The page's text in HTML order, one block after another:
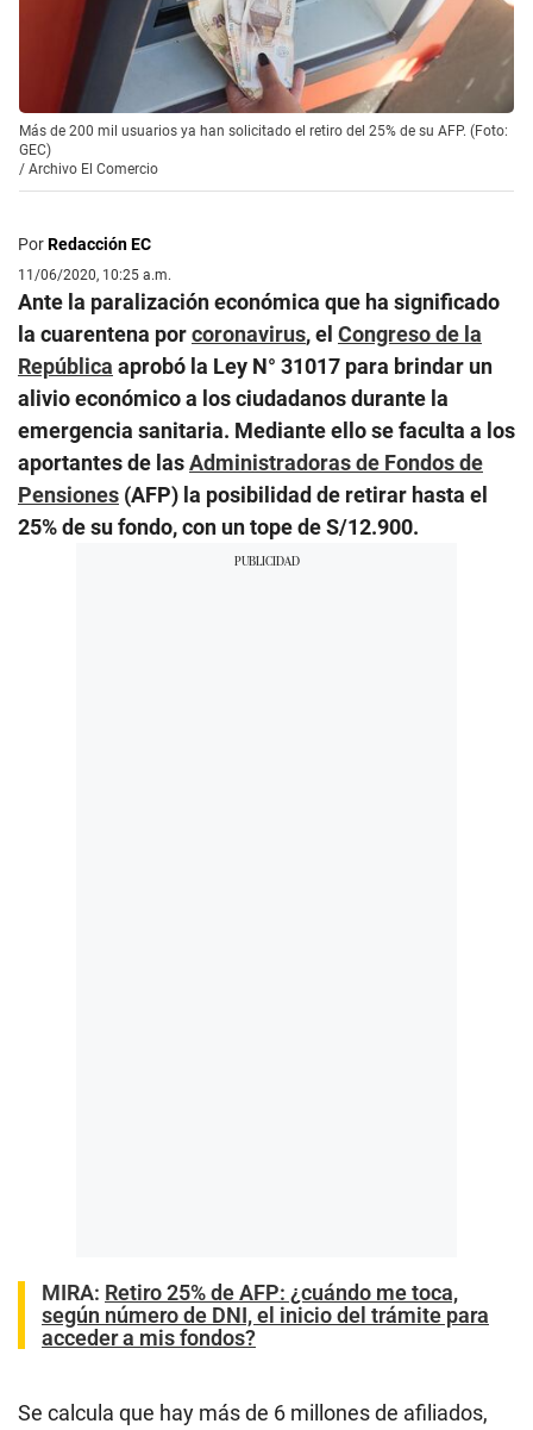
Más de 200 mil usuarios ya han solicitado el retiro del 25% de su AFP. (Foto:
GEC)
/ Archivo El Comercio
PorRedacción EC
11/06/2020, 10:25 a.m.
Ante la paralización económica que ha significado
la cuarentena porcoronavirus, el Congreso de la
República aprobó la Ley N° 31017 para brindar un
alivio económico a los ciudadanos durante la
emergencia sanitaria. Mediante ello se faculta a los
aportantes de lasAdministradoras de Fondos de
Pensiones (AFP) la posibilidad de retirar hasta el
25% de su fondo, con un tope de S/12.900.
MIRA: Retiro 25% de AFP: ¿cuándo me toca,
según número de DNI, el inicio del trámite para
acceder a mis fondos?
Se calcula que hay más de 6 millones de afiliados,